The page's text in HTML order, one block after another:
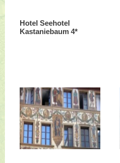
Hotel Seehotel
Kastaniebaum 4*